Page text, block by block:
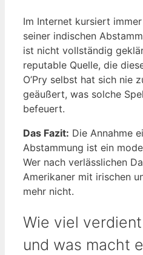
Im Internet kursiert
seiner indischen
ist nicht vollständig
reputable Quelle, die
O’Pry selbst hat sich nie
geäußert, was solche
befeuert.
Das Fazit: Die Annahme
Abstammung ist ein
Wer nach verlässlichen
Amerikaner mit irischen
mehr nicht.
Wie viel verdient
und was macht